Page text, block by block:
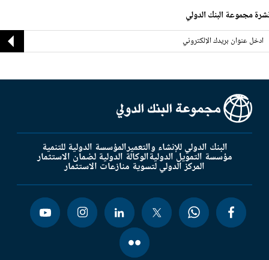
مجموعة البنك الدولي
البنك الدولي للإنشاء والتعميرالمؤسسة الدولية للتنمية
مؤسسة التمويل الدوليةالوكالة الدولية لضمان الاستثمار
المركز الدولي لتسوية منازعات الاستثمار